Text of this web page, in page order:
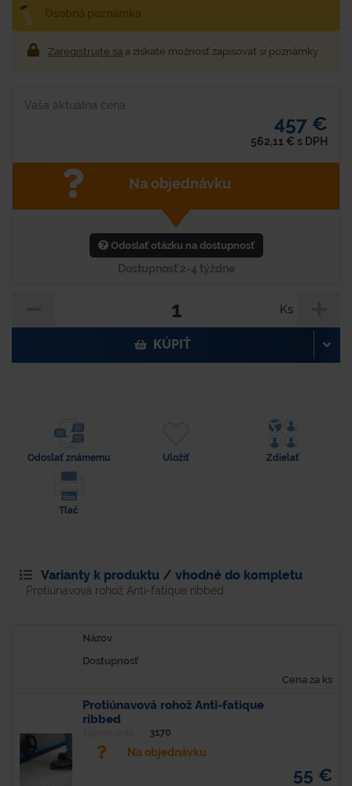
Zaregistrujte sa a získate možnosť zapisovať si poznámky
Vaša aktuálna cena
457 €
562,11 € s DPH
Na objednávku
Odoslať otázku na dostupnosť
Dostupnosť 2-4 týždne
Ks
KÚPIŤ
Odoslať známemu Uložiť Zdielať
Tlač
Varianty k produktu / vhodné do kompletu
Protiúnavová rohož Anti-fatique ribbed
Názov
Dostupnosť
Cena za ks
Protiúnavová rohož Anti-fatique
ribbed
3170
Na objednávku
55 €